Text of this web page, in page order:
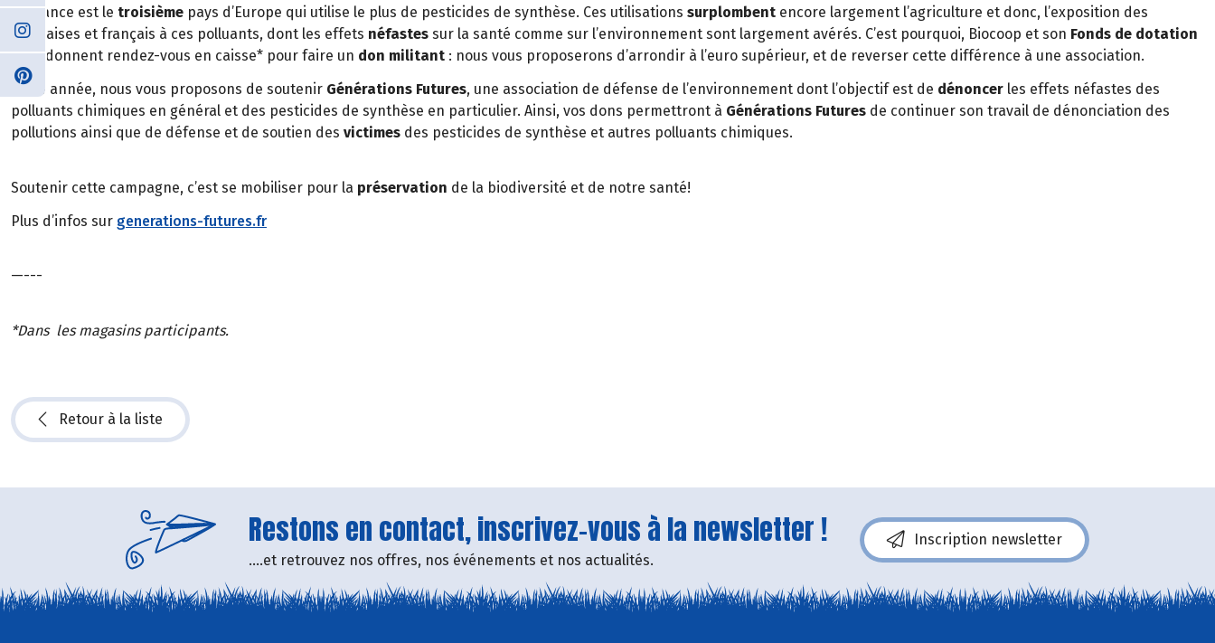
La France est le troisième pays d’Europe qui utilise le plus de pesticides de synthèse. Ces utilisations surplombent encore largement l’agriculture et donc, l’exposition des
françaises et français à ces polluants, dont les effets néfastes sur la santé comme sur l’environnement sont largement avérés. C’est pourquoi, Biocoop et son Fonds de dotation
vous donnent rendez-vous en caisse* pour faire un don militant : nous vous proposerons d’arrondir à l’euro supérieur, et de reverser cette différence à une association.
Cette année, nous vous proposons de soutenir Générations Futures, une association de défense de l’environnement dont l’objectif est de dénoncer les effets néfastes des
polluants chimiques en général et des pesticides de synthèse en particulier. Ainsi, vos dons permettront à Générations Futures de continuer son travail de dénonciation des
pollutions ainsi que de défense et de soutien des victimes des pesticides de synthèse et autres polluants chimiques.
Soutenir cette campagne, c’est se mobiliser pour la préservation de la biodiversité et de notre santé!
Plus d’infos sur generations-futures.fr
—---
*Dans les magasins participants.
Retour à la liste
Restons en contact, inscrivez-vous à la newsletter !
....et retrouvez nos offres, nos événements et nos actualités.
Inscription newsletter